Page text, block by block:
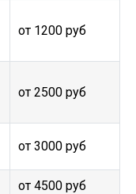
от 1200 руб
от 2500 руб
от 3000 руб
от 4500 руб